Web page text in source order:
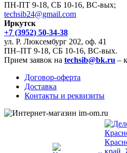
ПН-ПТ 9-18, СБ 10-16, ВС-вых;
techsib24@gmail.com
Иркутск
+7 (3952) 50-34-38
ул. Р. Люксембург 202, оф. 41
ПН–ПТ 9-18, СБ 10-16, ВС-вых.
Прием заявок на techsib@bk.ru –
Договор-оферта
Доставка
Контакты и реквизиты